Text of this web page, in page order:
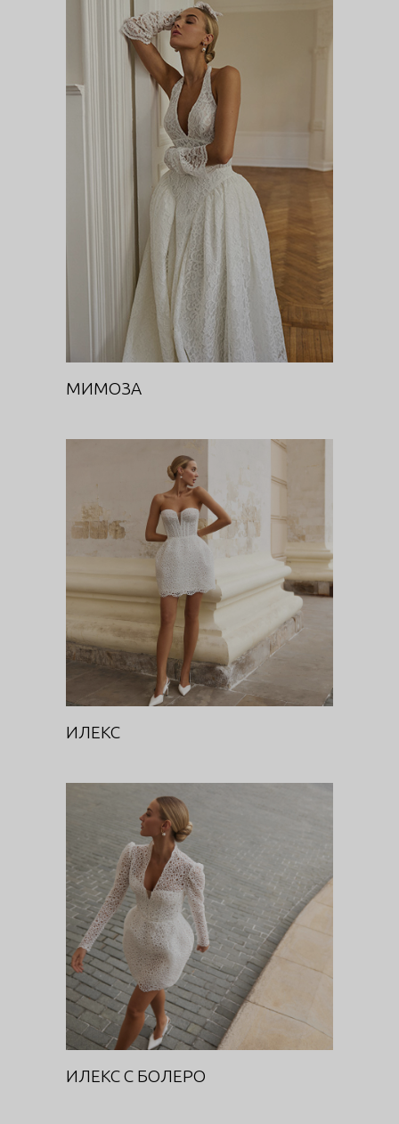
МИМОЗА
Цветочная феерия
МИМОЗА
ИЛЕКС
Цветочная феерия
ИЛЕКС
ИЛЕКС С БОЛЕРО
Цветочная феерия
ИЛЕКС С БОЛЕРО